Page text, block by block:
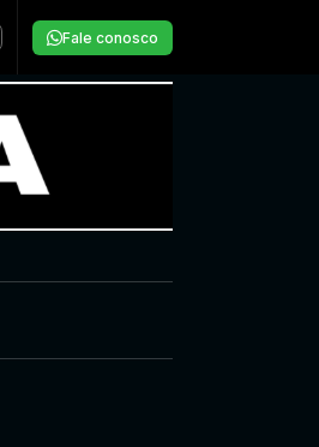
Fale conosco